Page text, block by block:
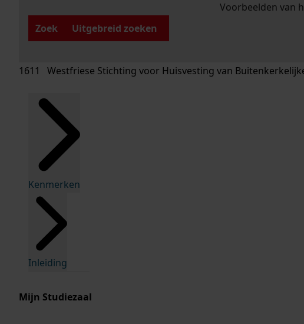
Voorbeelden van
Zoek
Uitgebreid zoeken
1611 Westfriese Stichting voor Huisvesting van
Kenmerken
Inleiding
Mijn Studiezaal